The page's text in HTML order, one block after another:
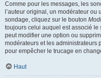
Comme pour les messages, les
l’auteur original, un modérateur ou
sondage, cliquez sur le bouton
toujours celui auquel est associé le
peut modifier une option ou
modérateurs et les administrateurs
pour empêcher le trucage en
Haut